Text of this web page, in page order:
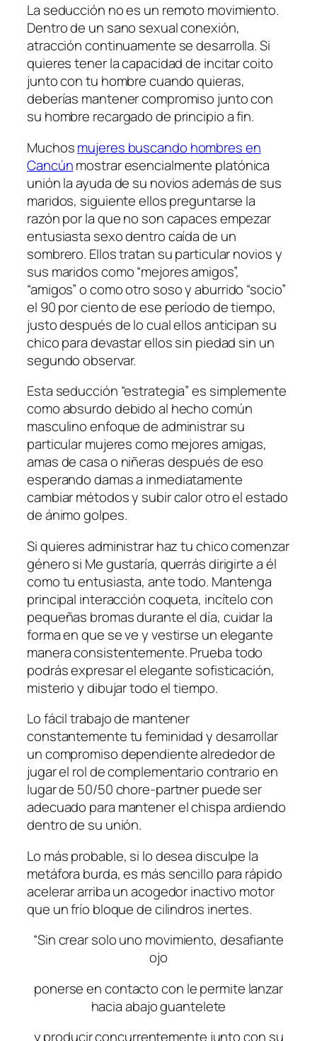
La seducción no es un remoto movimiento.
Dentro de un sano sexual conexión,
atracción continuamente se desarrolla. Si
quieres tener la capacidad de incitar coito
junto con tu hombre cuando quieras,
deberías mantener compromiso junto con
su hombre recargado de principio a fin.
Muchosmujeres buscando hombres en
Cancúnmostrar esencialmente platónica
unión la ayuda de su novios además de sus
maridos, siguiente ellos preguntarse la
razón por la que no son capaces empezar
entusiasta sexo dentro caída de un
sombrero. Ellos tratan su particular novios y
sus maridos como “mejores amigos”,
“amigos” o como otro soso y aburrido “socio”
el 90 por ciento de ese período de tiempo,
justo después de lo cual ellos anticipan su
chico para devastar ellos sin piedad sin un
segundo observar.
Esta seducción “estrategia” es simplemente
como absurdo debido al hecho común
masculino enfoque de administrar su
particular mujeres como mejores amigas,
amas de casa o niñeras después de eso
esperando damas a inmediatamente
cambiar métodos y subir calor otro el estado
de ánimo golpes.
Si quieres administrar haz tu chico comenzar
género si Me gustaría, querrás dirigirte a él
como tu entusiasta, ante todo. Mantenga
principal interacción coqueta, incítelo con
pequeñas bromas durante el día, cuidar la
forma en que se ve y vestirse un elegante
manera consistentemente. Prueba todo
podrás expresar el elegante sofisticación,
misterio y dibujar todo el tiempo.
Lo fácil trabajo de mantener
constantemente tu feminidad y desarrollar
un compromiso dependiente alrededor de
jugar el rol de complementario contrario en
lugar de 50/50 chore-partner puede ser
adecuado para mantener el chispa ardiendo
dentro de su unión.
Lo más probable, si lo desea disculpe la
metáfora burda, es más sencillo para rápido
acelerar arriba un acogedor inactivo motor
que un frío bloque de cilindros inertes.
“Sin crear solo uno movimiento, desafiante
ojo
ponerse en contacto con le permite lanzar
hacia abajo guantelete
y producir concurrentemente junto con su